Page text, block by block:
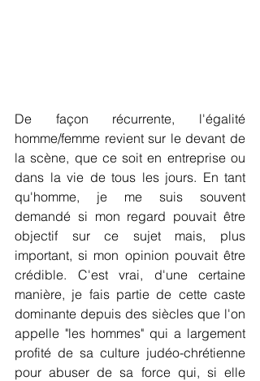
De façon récurrente, l'égalité
homme/femme revient sur le devant de
la scène, que ce soit en entreprise ou
dans la vie de tous les jours. En tant
qu'homme, je me suis souvent
demandé si mon regard pouvait être
objectif sur ce sujet mais, plus
important, si mon opinion pouvait être
crédible. C'est vrai, d'une certaine
manière, je fais partie de cette caste
dominante depuis des siècles que l'on
appelle "les hommes" qui a largement
profité de sa culture judéo-chrétienne
pour abuser de sa force qui, si elle